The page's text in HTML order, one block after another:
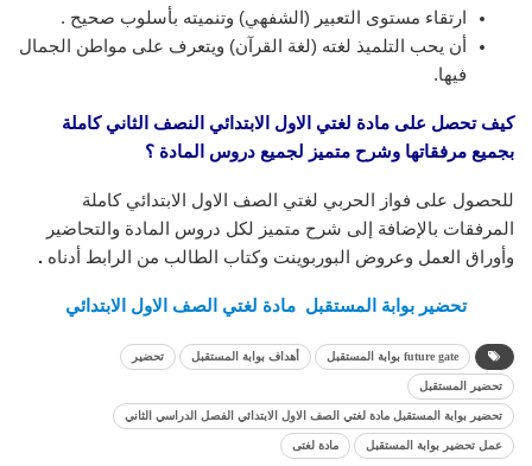
ارتقاء مستوى التعبير (الشفهي) وتنميته بأسلوب صحيح .
أن يحب التلميذ لغته (لغة القرآن) ويتعرف على مواطن الجمال
فيها.
كيف تحصل على مادة لغتي الاول الابتدائي النصف الثاني كاملة
بجميع مرفقاتها وشرح متميز لجميع دروس المادة ؟
للحصول على فواز الحربي لغتي الصف الاول الابتدائي كاملة
المرفقات بالإضافة إلى شرح متميز لكل دروس المادة والتحاضير
وأوراق العمل وعروض البوربوينت وكتاب الطالب من الرابط أدناه .
تحضير بوابة المستقبل مادة لغتي الصف الاول الابتدائي
future gate بوابة المستقبل أهداف بوابة المستقبل تحضير
تحضير المستقبل
تحضير بوابة المستقبل مادة لغتي الصف الاول الابتدائي الفصل الدراسي الثاني
عمل تحضير بوابة المستقبل مادة لغتى